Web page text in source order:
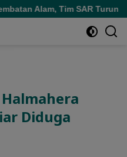
Tim SAR Turun Tangan
Diduga